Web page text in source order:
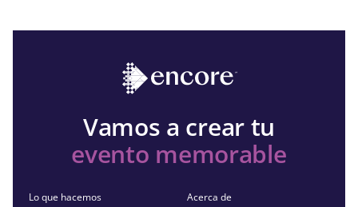
Vamos a crear tu
evento memorable
Lo que hacemos Acerca de